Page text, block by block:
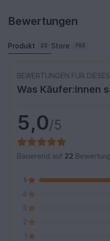
Bewertungen
Produkt 22 Store 763
BEWERTUNGEN FÜR
Was Käufer:innen
5,0/5
Basierend auf 22
5
4
3
2
1